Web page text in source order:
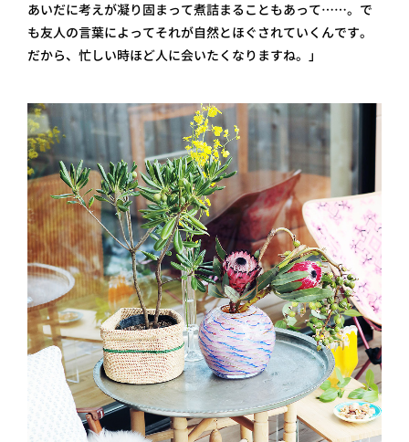
あいだに考えが凝り固まって煮詰まることもあって……。で
も友人の言葉によってそれが自然とほぐされていくんです。
だから、忙しい時ほど人に会いたくなりますね。」